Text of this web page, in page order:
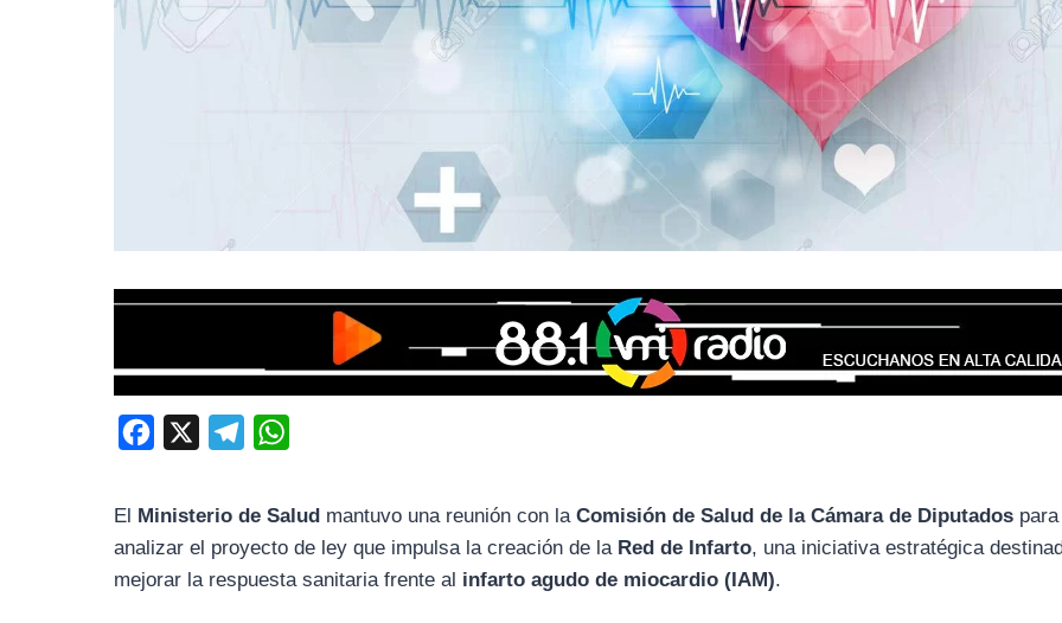
b
g
s
El Ministerio de Salud mantuvo una reunión con laComisión de Salud de la Cámara de Diputados para
analizar el proyecto de ley que impulsa la creación de la Red de Infarto, una iniciativa estratégica
mejorar la respuesta sanitaria frente al infarto agudo de miocardio (IAM).